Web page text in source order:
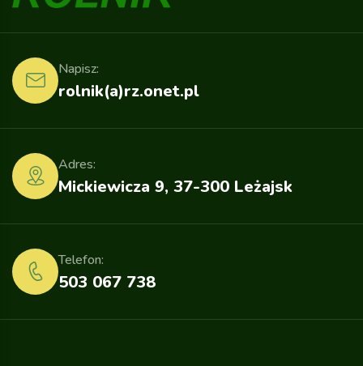
rolnik(a)rz.onet.pl
Napisz:
Mickiewicza 9, 37-300 Leżajsk
Adres:
503 067 738
Telefon: